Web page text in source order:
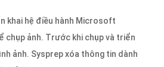
khai hệ điều hành Microsoft
chụp ảnh. Trước khi chụp và triển
ảnh. Sysprep xóa thông tin dành